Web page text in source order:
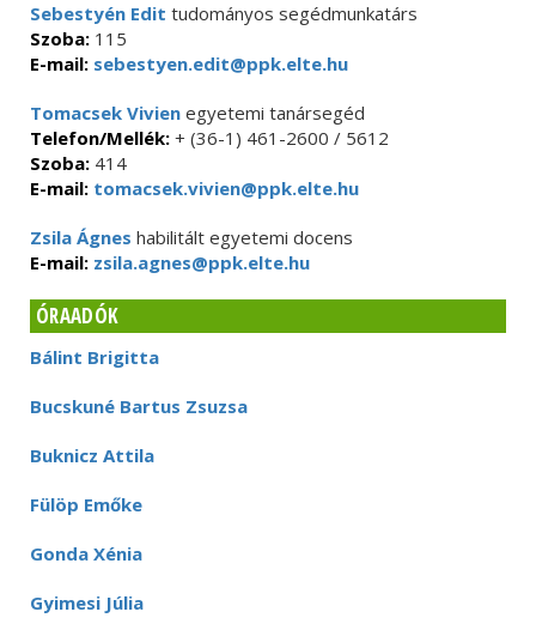
Sebestyén Edit tudományos segédmunkatárs
Szoba: 115
E-mail: sebestyen.edit@ppk.elte.hu
Tomacsek Vivien egyetemi tanársegéd
Telefon/Mellék: + (36-1) 461-2600 / 5612
Szoba: 414
E-mail: tomacsek.vivien@ppk.elte.hu
Zsila Ágnes habilitált egyetemi docens
E-mail: zsila.agnes@ppk.elte.hu
ÓRAADÓK
Bálint Brigitta
Bucskuné Bartus Zsuzsa
Buknicz Attila
Fülöp Emőke
Gonda Xénia
Gyimesi Júlia